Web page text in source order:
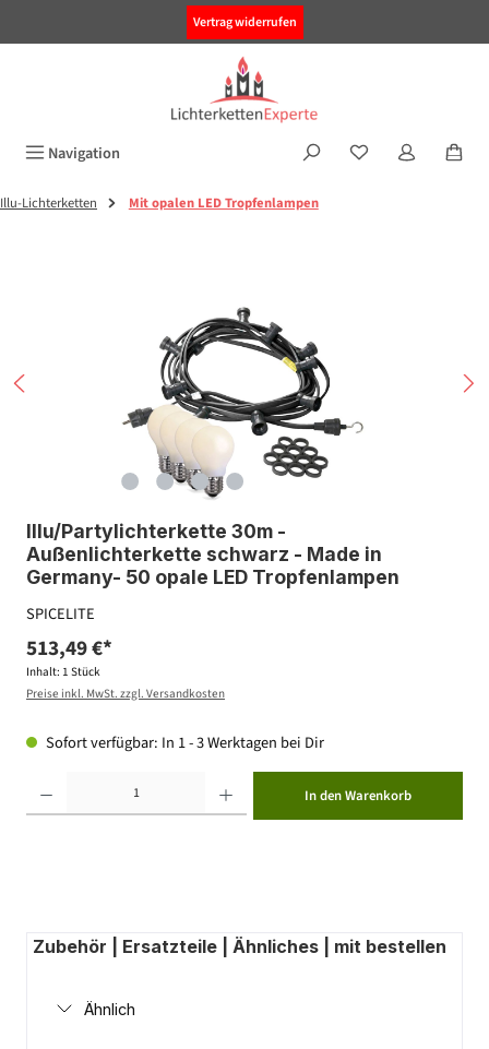
Vertrag widerrufen
Navigation
Illu-Lichterketten Mit opalen LED Tropfenlampen
Illu/Partylichterkette 30m -
Außenlichterkette schwarz - Made in
Germany- 50 opale LED Tropfenlampen
SPICELITE
513,49 €*
Inhalt: 1 Stück
Preise inkl. MwSt. zzgl. Versandkosten
Sofort verfügbar: In 1 - 3 Werktagen bei Dir
In den Warenkorb
Zubehör | Ersatzteile | Ähnliches | mit bestellen
Ähnlich